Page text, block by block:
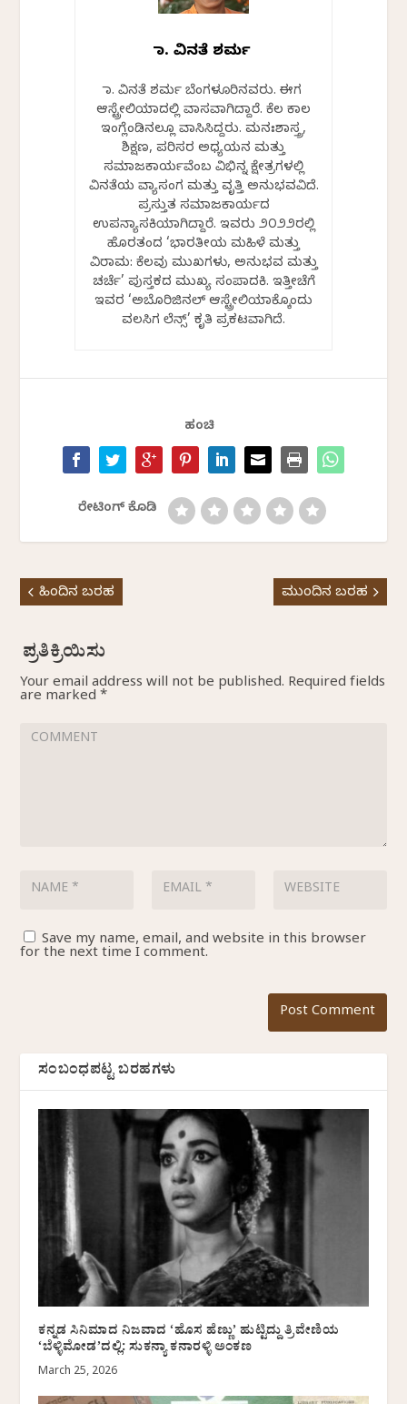
ಡಾ. ವಿನತೆ ಶರ್ಮ
ಡಾ. ವಿನತೆ ಶರ್ಮ ಬೆಂಗಳೂರಿನವರು. ಈಗ
ಆಸ್ಟ್ರೇಲಿಯಾದಲ್ಲಿ ವಾಸವಾಗಿದ್ದಾರೆ. ಕೆಲ ಕಾಲ
ಇಂಗ್ಲೆಂಡಿನಲ್ಲೂ ವಾಸಿಸಿದ್ದರು. ಮನಃಶಾಸ್ತ್ರ,
ಶಿಕ್ಷಣ, ಪರಿಸರ ಅಧ್ಯಯನ ಮತ್ತು
ಸಮಾಜಕಾರ್ಯವೆಂಬ ವಿಭಿನ್ನ ಕ್ಷೇತ್ರಗಳಲ್ಲಿ
ವಿನತೆಯ ವ್ಯಾಸಂಗ ಮತ್ತು ವೃತ್ತಿ ಅನುಭವವಿದೆ.
ಪ್ರಸ್ತುತ ಸಮಾಜಕಾರ್ಯದ
ಉಪನ್ಯಾಸಕಿಯಾಗಿದ್ದಾರೆ. ಇವರು ೨೦೨೨ರಲ್ಲಿ
ಹೊರತಂದ ‘ಭಾರತೀಯ ಮಹಿಳೆ ಮತ್ತು
ವಿರಾಮ: ಕೆಲವು ಮುಖಗಳು, ಅನುಭವ ಮತ್ತು
ಚರ್ಚೆ’ ಪುಸ್ತಕದ ಮುಖ್ಯ ಸಂಪಾದಕಿ. ಇತ್ತೀಚೆಗೆ
ಇವರ ‘ಅಬೊರಿಜಿನಲ್ ಆಸ್ಟ್ರೇಲಿಯಾಕ್ಕೊಂದು
ವಲಸಿಗ ಲೆನ್ಸ್’ ಕೃತಿ ಪ್ರಕಟವಾಗಿದೆ.
ಹಂಚಿ
ರೇಟಿಂಗ್ ಕೊಡಿ
ಹಿಂದಿನ ಬರಹ ಮುಂದಿನ ಬರಹ
Your email address will not be published. Required fields
are marked*
Save my name, email, and website in this browser
for the next time I comment.
ಸಂಬಂಧಪಟ್ಟ ಬರಹಗಳು
ಕನ್ನಡ ಸಿನಿಮಾದ ನಿಜವಾದ ‘ಹೊಸ ಹೆಣ್ಣು’ ಹುಟ್ಟಿದ್ದು ತ್ರಿವೇಣಿಯ
‘ಬೆಳ್ಳಿಮೋಡ’ದಲ್ಲಿ: ಸುಕನ್ಯಾ ಕನಾರಳ್ಳಿ ಅಂಕಣ
March 25, 2026